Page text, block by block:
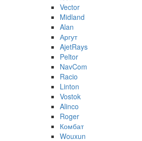
Vector
Midland
Alan
Аргут
AjetRays
Peltor
NavCom
Racio
Linton
Vostok
Alinco
Roger
Комбат
Wouxun